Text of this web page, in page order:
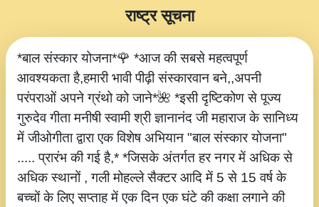
*बाल संस्कार योजना*🌹 *आज की सबसे महत्वपूर्ण
आवश्यकता है,हमारी भावी पीढ़ी संस्कारवान बने,,अपनी
परंपराओं अपने ग्रंथो को जाने*🌺 *इसी दृष्टिकोण से पूज्य
गुरुदेव गीता मनीषी स्वामी श्री ज्ञानानंद जी महाराज के सानिध्य
में जीओगीता द्वारा एक विशेष अभियान "बाल संस्कार योजना"
..... प्रारंभ की गई है,* *जिसके अंतर्गत हर नगर में अधिक से
अधिक स्थानों , गली मोहल्ले सैक्टर आदि में 5 से 15 वर्ष के
बच्चों के लिए सप्ताह में एक दिन एक घंटे की कक्षा लगाने की
राष्ट्र सूचना